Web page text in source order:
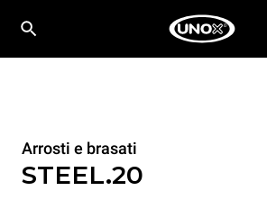
Arrosti e brasati
STEEL.20